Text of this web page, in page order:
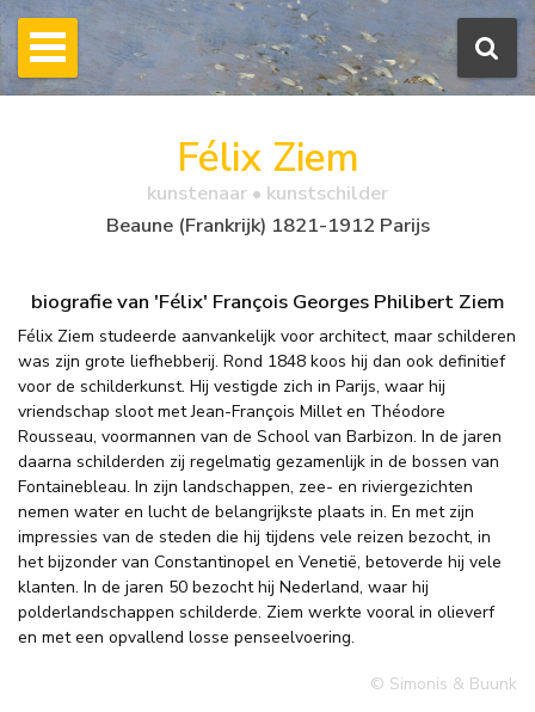
Félix Ziem
kunstenaar • kunstschilder
Beaune (Frankrijk) 1821-1912 Parijs
biografie van 'Félix' François Georges Philibert Ziem
Félix Ziem studeerde aanvankelijk voor architect, maar schilderen
was zijn grote liefhebberij. Rond 1848 koos hij dan ook definitief
voor de schilderkunst. Hij vestigde zich in Parijs, waar hij
vriendschap sloot met Jean-François Millet en Théodore
Rousseau, voormannen van de School van Barbizon. In de jaren
daarna schilderden zij regelmatig gezamenlijk in de bossen van
Fontainebleau. In zijn landschappen, zee- en riviergezichten
nemen water en lucht de belangrijkste plaats in. En met zijn
impressies van de steden die hij tijdens vele reizen bezocht, in
het bijzonder van Constantinopel en Venetië, betoverde hij vele
klanten. In de jaren 50 bezocht hij Nederland, waar hij
polderlandschappen schilderde. Ziem werkte vooral in olieverf
en met een opvallend losse penseelvoering.
© Simonis & Buunk